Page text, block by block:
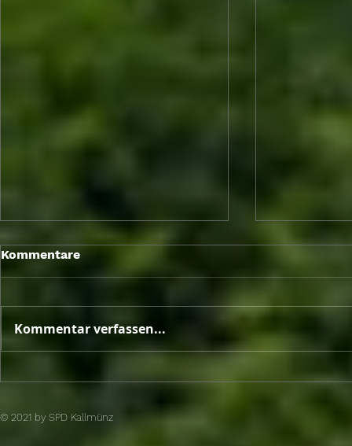
Bürger brachte den Erfolg
Berlin
Mai 2026
Kommentare
Kommentar verfassen...
© 2021 by SPD Kallmünz​